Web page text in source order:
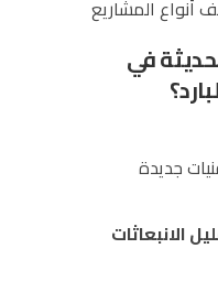
أنواع المشاريع
في
جديدة
الانبعاثات